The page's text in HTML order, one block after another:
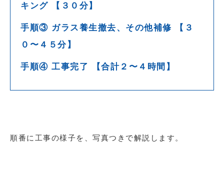
キング 【３０分】
手順③ ガラス養生撤去、その他補修 【３
０〜４５分】
手順④ 工事完了 【合計２〜４時間】
順番に工事の様子を、写真つきで解説します。